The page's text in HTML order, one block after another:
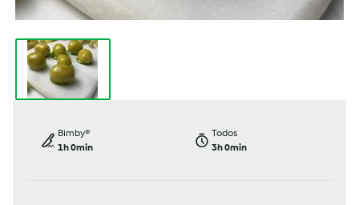
Bimby®
1h 0min
Todos
3h 0min